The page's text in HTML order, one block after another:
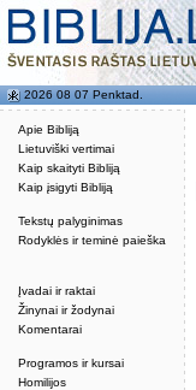
Apie Bibliją
Lietuviški vertimai
Kaip skaityti Bibliją
Kaip įsigyti Bibliją
Tekstų palyginimas
Rodyklės ir teminė paieška
Įvadai ir raktai
Žinynai ir žodynai
Komentarai
Programos ir kursai
Homilijos
2026 08 07 Penktad.